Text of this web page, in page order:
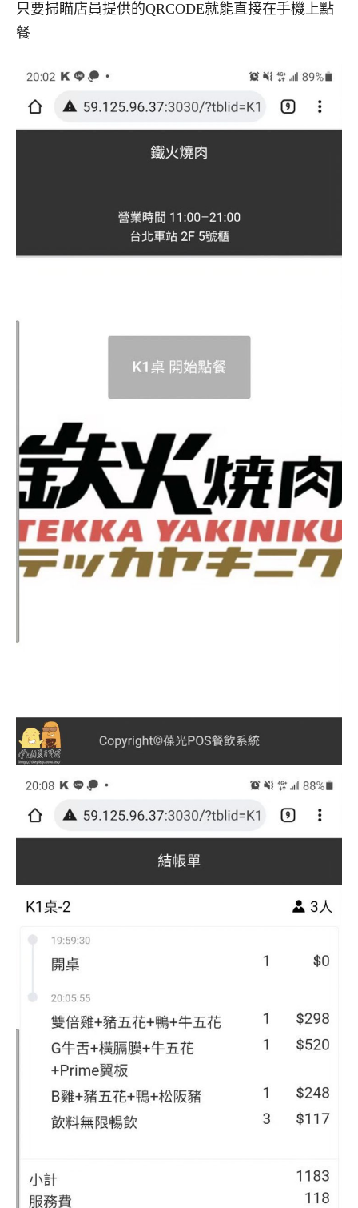
只要掃瞄店員提供的QRCODE就能直接在手機上點
餐